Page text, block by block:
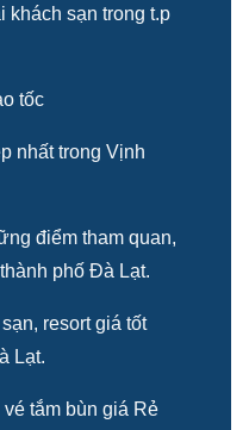
sạn trong t.p
tốc
nhất trong Vịnh
điểm tham quan,
phố Đà Lạt.
resort giá tốt
Lạt.
tắm bùn giá Rẻ